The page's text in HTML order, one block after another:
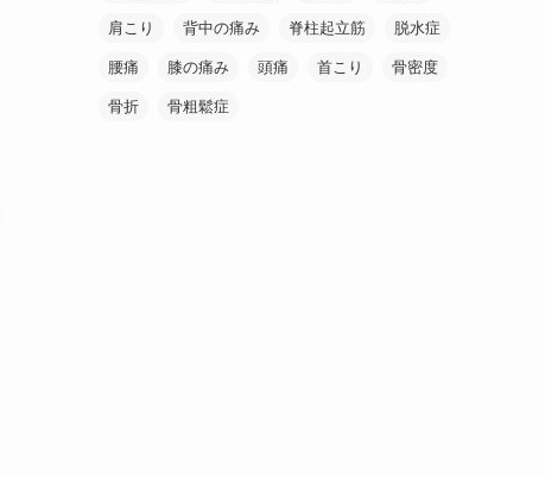
肩こり 背中の痛み 脊柱起立筋 脱水症
腰痛 膝の痛み 頭痛 首こり 骨密度
骨折 骨粗鬆症